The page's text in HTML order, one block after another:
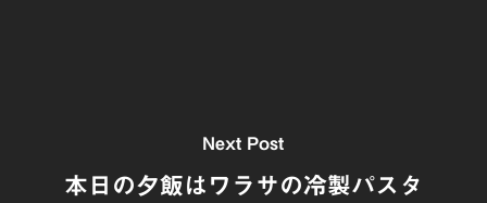
Next Post
本日の夕飯はワラサの冷製パスタ